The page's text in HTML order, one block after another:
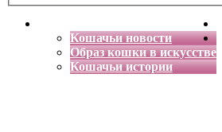
Кошачьи новости
Образ кошки в искусстве
Кошачьи истории